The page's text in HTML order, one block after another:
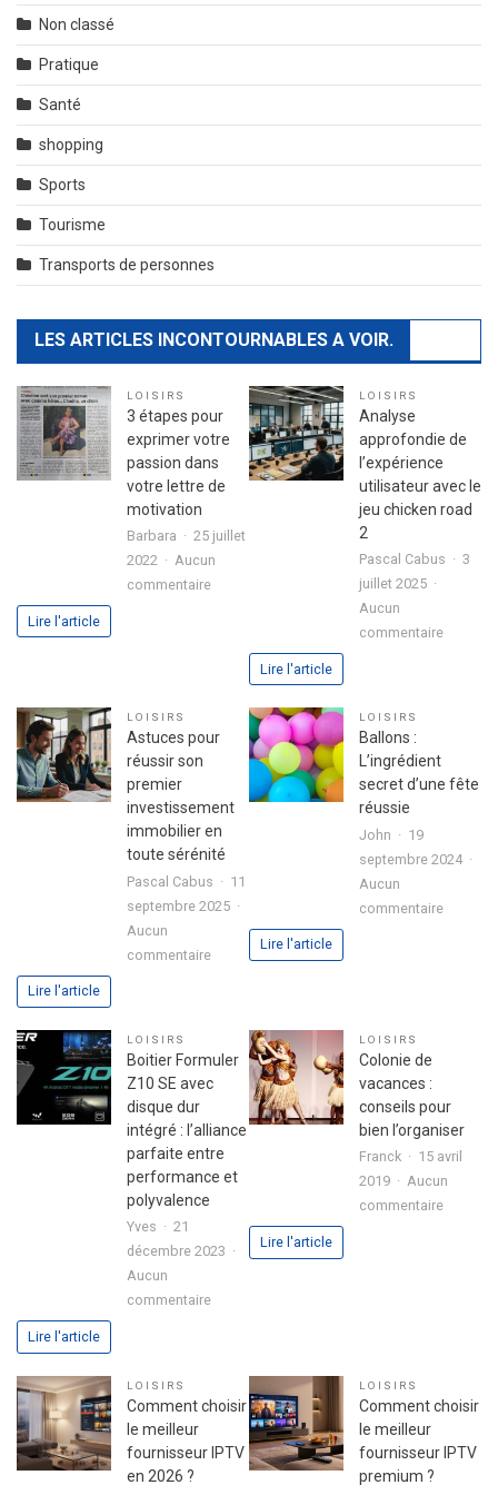
Non classé
Pratique
Santé
shopping
Sports
Tourisme
Transports de personnes
LES ARTICLES INCONTOURNABLES A VOIR.
LOISIRS
3 étapes pour
exprimer votre
passion dans
votre lettre de
motivation
Barbara
25 juillet
2022
Aucun
commentairesur
exprimer
passion
lettre
de
motivation
Lire l'article
LOISIRS
Analyse
approfondie de
l’expérience
utilisateur avec le
jeu chicken road
2
Pascal Cabus
3
juillet 2025
Aucun
commentairesur
avec
chicken
Lire l'article
LOISIRS
Astuces pour
réussir son
premier
investissement
immobilier en
toute sérénité
Pascal Cabus
11
septembre 2025
Aucun
commentairesur
réussir
son
premier
investissement
immobilier
en
toute
Lire l'article
LOISIRS
Ballons :
L’ingrédient
secret d’une fête
réussie
John
19
septembre 2024
Aucun
commentairesur
Lire l'article
LOISIRS
Boitier Formuler
Z10 SE avec
disque dur
intégré : l’alliance
parfaite entre
performance et
polyvalence
Yves
21
décembre 2023
Aucun
commentairesur
SE
disque
Lire l'article
LOISIRS
Colonie de
vacances :
conseils pour
bien l’organiser
Franck
15 avril
2019
Aucun
commentairesur
Lire l'article
LOISIRS
Comment choisir
le meilleur
fournisseur IPTV
en 2026 ?
LOISIRS
Comment choisir
le meilleur
fournisseur IPTV
premium ?